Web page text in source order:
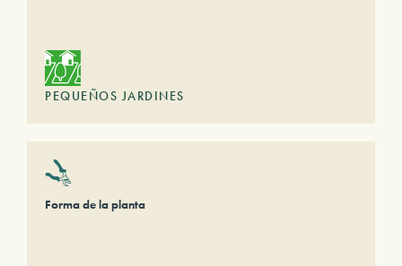
PEQUEÑOS JARDINES
Forma de la planta